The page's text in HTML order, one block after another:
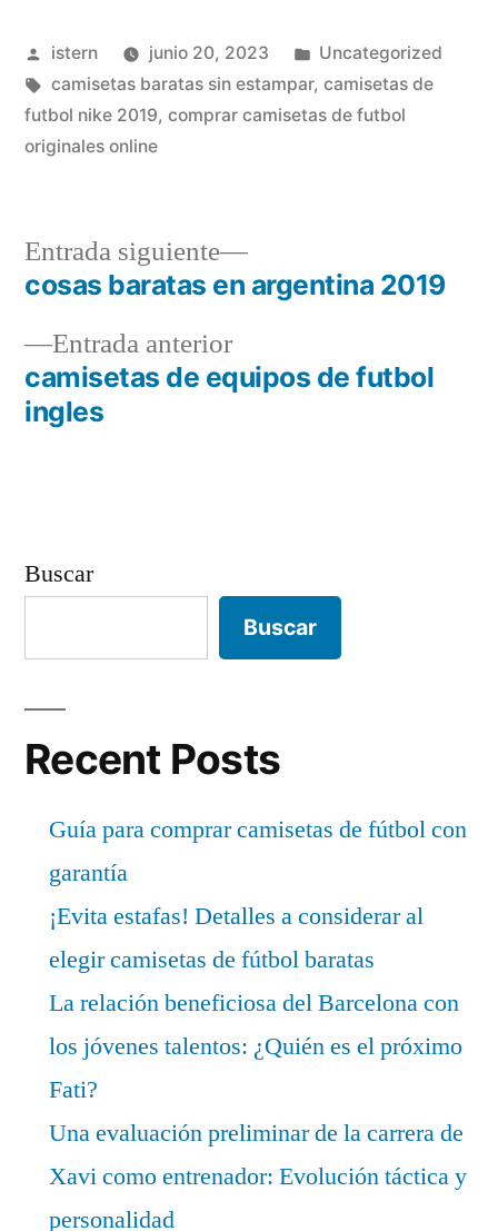
Publicado
por
istern junio 20, 2023
Publicado
en
Uncategorized
Etiquetas:
camisetas baratas sin estampar, camisetas de
futbol nike 2019, comprar camisetas de futbol
originales online
Navegación
de
entradas
Entrada anteriorEntrada
anterior:
camisetas de equipos de futbol
ingles
Entrada siguiente
Entrada
siguiente:
cosas baratas en argentina 2019
Buscar
Buscar
Recent Posts
Guía para comprar camisetas de fútbol con
garantía
¡Evita estafas! Detalles a considerar al
elegir camisetas de fútbol baratas
La relación beneficiosa del Barcelona con
los jóvenes talentos: ¿Quién es el próximo
Fati?
Una evaluación preliminar de la carrera de
Xavi como entrenador: Evolución táctica y
personalidad